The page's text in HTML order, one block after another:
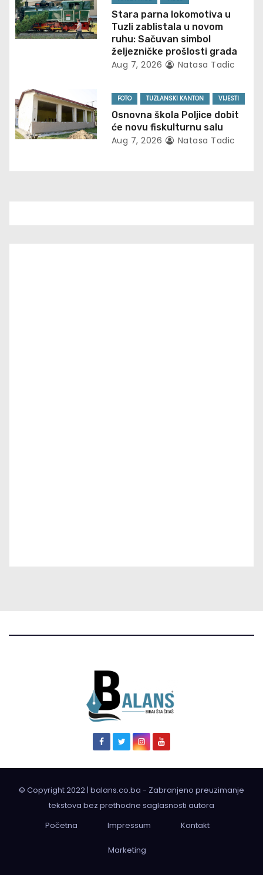
t
i
n
Stara parna lokomotiva u
Tuzli zablistala u novom
ruhu: Sačuvan simbol
željezničke prošlosti grada
Aug 7, 2026 Natasa Tadic
FOTO TUZLANSKI KANTON VIJESTI
Osnovna škola Poljice dobit
će novu fiskulturnu salu
Aug 7, 2026 Natasa Tadic
© Copyright 2022 | balans.co.ba - Zabranjeno preuzimanje
tekstova bez prethodne saglasnosti autora
Početna
Impressum Kontakt
Marketing